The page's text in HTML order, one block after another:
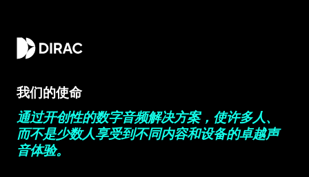
我们的使命
通过开创性的数字音频解决方案，使许多人、
而不是少数人享受到不同内容和设备的卓越声
音体验。